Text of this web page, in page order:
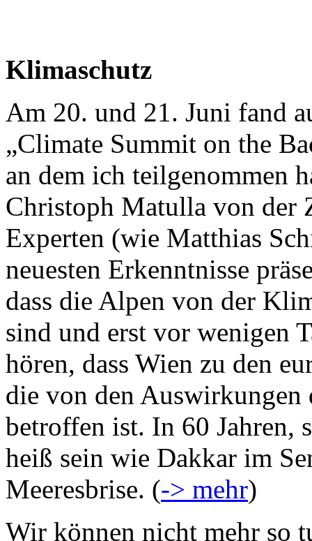
Klimaschutz
Am 20. und 21. Juni fand
„Climate Summit on the
an dem ich teilgenommen
Christoph Matulla von der
Experten (wie Matthias
neuesten Erkenntnisse
dass die Alpen von der
sind und erst vor wenigen
hören, dass Wien zu den
die von den Auswirkungen
betroffen ist. In 60 Jahren,
heiß sein wie Dakkar im
Meeresbrise. (-> mehr)
Wir können nicht mehr so